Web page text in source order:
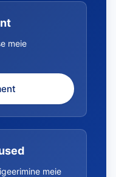
meie
meie